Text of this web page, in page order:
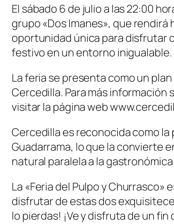
El sábado 6 de julio a las 22:00
grupo «Dos Imanes», que rendirá
oportunidad única para disfrutar
festivo en un entorno inigualable.
La feria se presenta como un
Cercedilla. Para más
visitar la página web
Cercedilla es reconocida como la
Guadarrama, lo que la convierte
natural paralela a la
La «Feria del Pulpo y
disfrutar de estas dos
lo pierdas! ¡Ve y disfruta de un